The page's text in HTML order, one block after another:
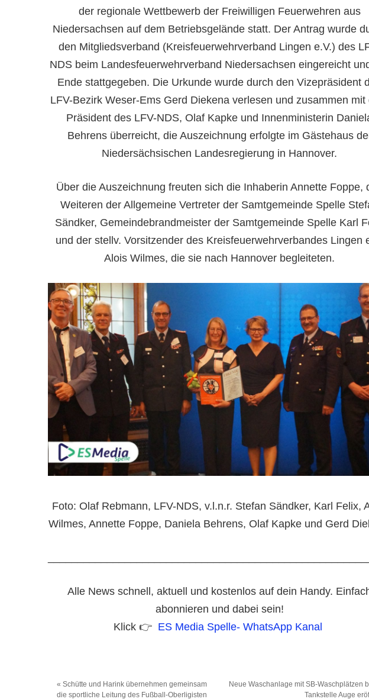
der regionale Wettbewerb der Freiwilligen Feuerwehren aus
Niedersachsen auf dem Betriebsgelände statt. Der Antrag wurde
den Mitgliedsverband (Kreisfeuerwehrverband Lingen e.V.) des
NDS beim Landesfeuerwehrverband Niedersachsen eingereicht
Ende stattgegeben. Die Urkunde wurde durch den Vizepräsident
LFV-Bezirk Weser-Ems Gerd Diekena verlesen und zusammen mit
Präsident des LFV-NDS, Olaf Kapke und Innenministerin
Behrens überreicht, die Auszeichnung erfolgte im Gästehaus
Niedersächsischen Landesregierung in Hannover.
Über die Auszeichnung freuten sich die Inhaberin Annette Foppe,
Weiteren der Allgemeine Vertreter der Samtgemeinde Spelle
Sändker, Gemeindebrandmeister der Samtgemeinde Spelle Karl
und der stellv. Vorsitzender des Kreisfeuerwehrverbandes Lingen
Alois Wilmes, die sie nach Hannover begleiteten.
Foto: Olaf Rebmann, LFV-NDS, v.l.n.r. Stefan Sändker, Karl Felix,
Wilmes, Annette Foppe, Daniela Behrens, Olaf Kapke und Gerd
Alle News schnell, aktuell und kostenlos auf dein Handy.
abonnieren und dabei sein!
Klick 👉 ES Media Spelle- WhatsApp Kanal
« Schütte und Harink übernehmen gemeinsam
die sportliche Leitung des Fußball-Oberligisten
Neue Waschanlage mit SB-Waschplätzen
Tankstelle Auge